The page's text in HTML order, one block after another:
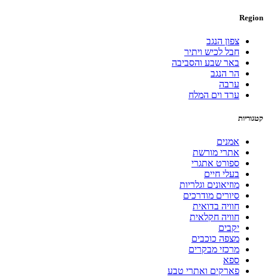
Region
צפון הנגב
חבל לכיש ויתיר
באר שבע והסביבה
הר הנגב
ערבה
ערד וים המלח
קטגוריות
אמנים
אתרי מורשת
ספורט אתגרי
בעלי חיים
מוזיאונים וגלריות
סיורים מודרכים
חוויה בדואית
חוויה חקלאית
יקבים
מצפה כוכבים
מרכזי מבקרים
ספא
פארקים ואתרי טבע